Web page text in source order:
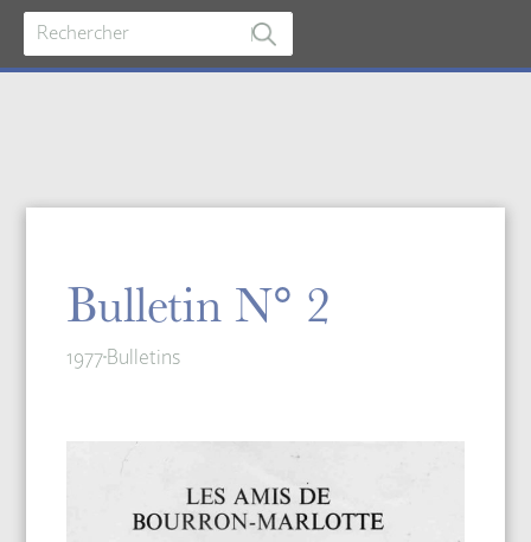
Bulletin N° 2
1977Bulletins